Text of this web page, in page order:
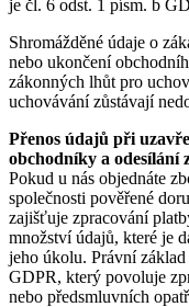
je čl. 6 odst. 1 písm. b
Shromážděné údaje o
nebo ukončení
zákonných lhůt pro
uchovávání zůstávají
Přenos údajů při
obchodníky a odesílání
Pokud u nás objednáte
společnosti pověřené
zajišťuje zpracování
množství údajů, které je
jeho úkolu. Právní
GDPR, který povoluje
nebo předsmluvních